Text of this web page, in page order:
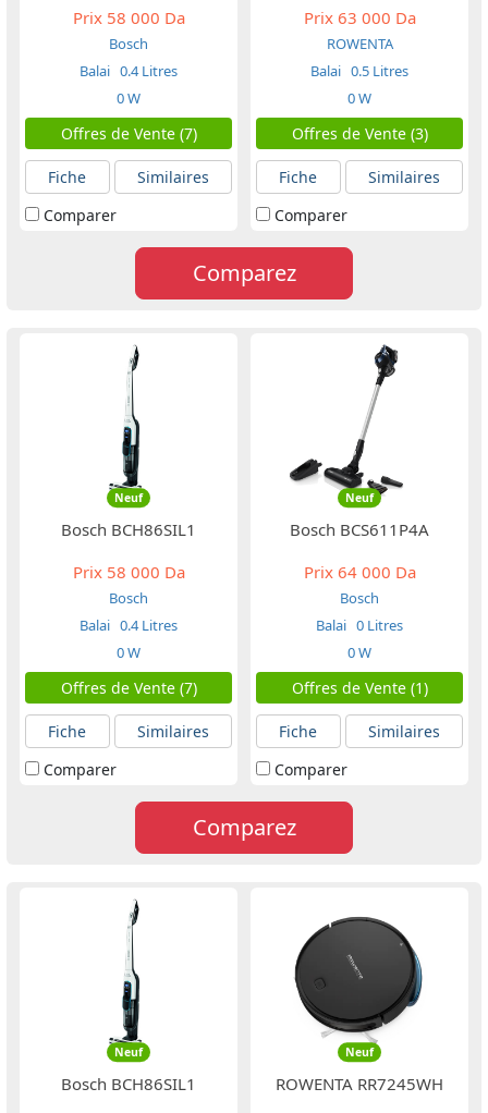
Prix58 000 Da
Bosch
Balai 0.4 Litres
0 W
Offres de Vente (7)
Fiche
Similaires
Comparer
Prix63 000 Da
ROWENTA
Balai 0.5 Litres
0 W
Offres de Vente (3)
Fiche
Similaires
Comparer
Comparez
Neuf
Bosch BCH86SIL1
Prix58 000 Da
Bosch
Balai 0.4 Litres
0 W
Offres de Vente (7)
Fiche
Similaires
Comparer
Neuf
Bosch BCS611P4A
Prix64 000 Da
Bosch
Balai 0 Litres
0 W
Offres de Vente (1)
Fiche
Similaires
Comparer
Comparez
Neuf
Bosch BCH86SIL1
Neuf
ROWENTA RR7245WH